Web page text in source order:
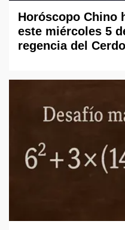
Horóscopo Chino
este miércoles 5
regencia del